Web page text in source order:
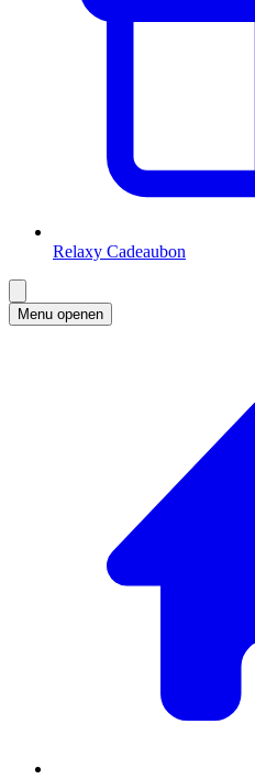
Relaxy Cadeaubon
Menu openen